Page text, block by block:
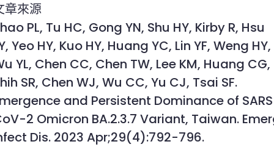
章來源
PL, Tu HC, Gong YN, Shu HY, Kirby R, Hsu
Yeo HY, Kuo HY, Huang YC, Lin YF, Weng HY,
YL, Chen CC, Chen TW, Lee KM, Huang CG,
SR, Chen WJ, Wu CC, Yu CJ, Tsai SF.
and Persistent Dominance of
2 Omicron BA.2.3.7 Variant, Taiwan.
Dis. 2023 Apr;29(4):792-796.